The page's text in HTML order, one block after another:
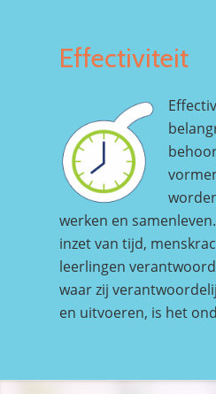
Effectiviteit
werken en
inzet van tijd,
leerlingen
waar zij
en uitvoeren, is het